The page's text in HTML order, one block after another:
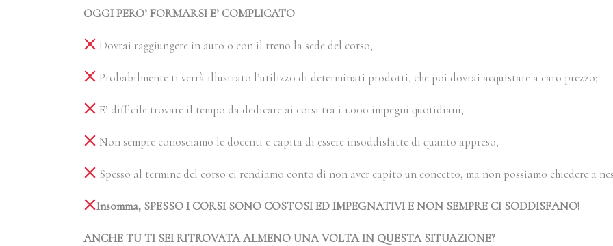
OGGI PERO’ FORMARSI E’ COMPLICATO
Dovrai raggiungere in auto o con il treno la sede del corso;
Probabilmente ti verrà illustrato l’utilizzo di determinati prodotti, che poi dovrai acquistare a caro prezzo;
E’ difficile trovare il tempo da dedicare ai corsi tra i 1.000 impegni quotidiani;
Non sempre conosciamo le docenti e capita di essere insoddisfatte di quanto appreso;
Spesso al termine del corso ci rendiamo conto di non aver capito un concetto, ma non possiamo chiedere a
Insomma, SPESSO I CORSI SONO COSTOSI ED IMPEGNATIVI E NON SEMPRE CI SODDISFANO!
ANCHE TU TI SEI RITROVATA ALMENO UNA VOLTA IN QUESTA SITUAZIONE?